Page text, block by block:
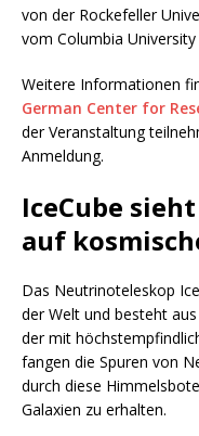
von der Rockefeller
vom Columbia
Weitere Informationen
German Center for
der Veranstaltung
Anmeldung.
IceCube
auf
Das Neutrinoteleskop
der Welt und besteht
der mit
fangen die Spuren von
durch diese
Galaxien zu erhalten.